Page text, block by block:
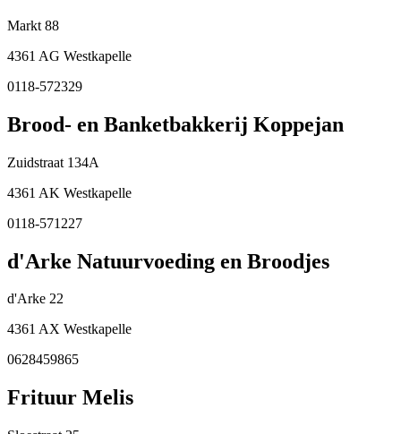
Markt 88
4361 AG Westkapelle
0118-572329
Brood- en Banketbakkerij Koppejan
Zuidstraat 134A
4361 AK Westkapelle
0118-571227
d'Arke Natuurvoeding en Broodjes
d'Arke 22
4361 AX Westkapelle
0628459865
Frituur Melis